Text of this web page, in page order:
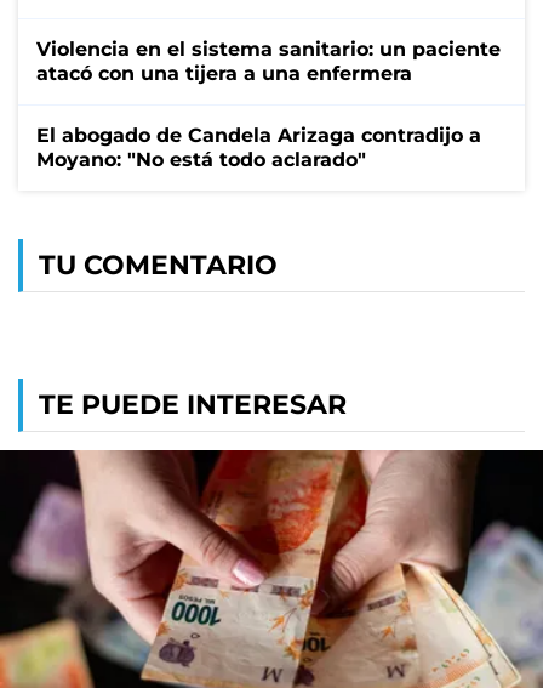
Violencia en el sistema sanitario: un paciente
atacó con una tijera a una enfermera
El abogado de Candela Arizaga contradijo a
Moyano: "No está todo aclarado"
TU COMENTARIO
TE PUEDE INTERESAR